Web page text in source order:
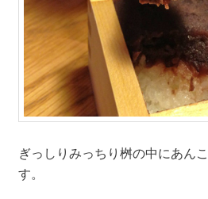
ぎっしりみっちり桝の中にあん
す。